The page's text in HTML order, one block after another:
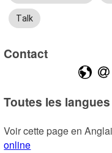
Talk
Contact
Toutes les langues
Voir cette page en
online